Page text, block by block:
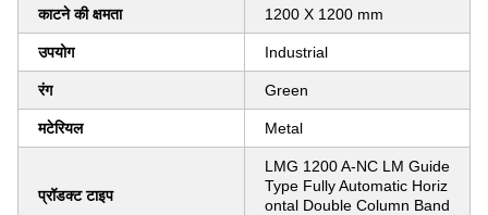
काटने की क्षमता 1200 X 1200 mm
उपयोग Industrial
रंग Green
मटेरियल Metal
प्रॉडक्ट टाइप
LMG 1200 A-NC LM Guide
Type Fully Automatic Horiz
ontal Double Column Band